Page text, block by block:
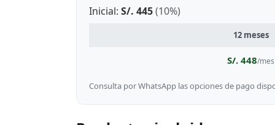
Inicial: S/. 445(10%)
12 meses
S/. 448/mes
Consulta por WhatsApp las opciones de pago